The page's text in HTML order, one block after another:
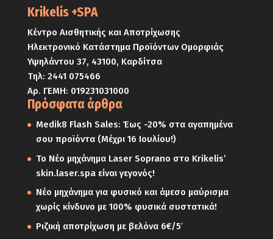
Krikelis +SPA
Κέντρο Αισθητικής και Αποτρίχωσης
Ηλεκτρονικό Κατάστημα Προϊόντων Ομορφιάς
Υψηλάντου 37, 43100, Καρδίτσα
Τηλ: 2441 075466
Αρ. ΓΕΜΗ: 019231031000
Πρόσφατα άρθρα
Medik8 Flash Sales: Έως -20% στα αγαπημένα
σου προϊόντα (Μέχρι 16 Ιουλίου!)
Το Νέο μηχάνημα Laser Soprano στο Krikelis’
skin.laser.spa είναι γεγονός!
Νέο μηχάνημα για φυσικό και άμεσο μαύρισμα
χωρίς κίνδυνο με 100% φυσικά συστατικά!
Ριζική αποτρίχωση με βελόνα 6€/5′